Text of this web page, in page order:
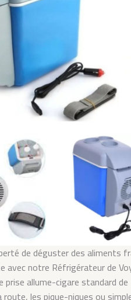
de déguster des aliments
avec notre Réfrigérateur de
prise allume-cigare standard
route, les pique-niques ou